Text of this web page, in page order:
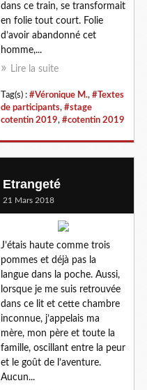
dans ce train, se transformait
en folie tout court. Folie
d’avoir abandonné cet
homme,...
Lire la suite
Tag(s) : #Véronique M., #Textes
de participants, #stage
cotentin 2019, #cotentin 2019
Etrangeté
21 Mars 2018
J’étais haute comme trois
pommes et déjà pas la
langue dans la poche. Aussi,
lorsque je me suis retrouvée
dans ce lit et cette chambre
inconnue, j’appelais ma
mère, mon père et toute la
famille, oscillant entre la peur
et le goût de l’aventure.
Aucun...